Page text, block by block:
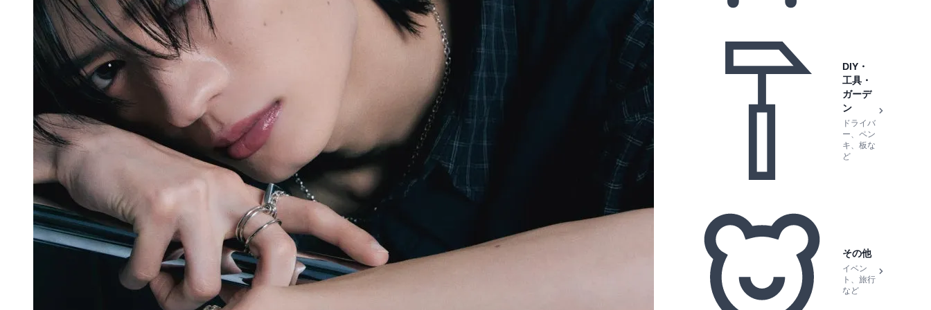
DIY・
工具・
ガーデ
ン
ドライバ
ー、ペン
キ、板な
ど
その他
イベン
ト、旅行
など